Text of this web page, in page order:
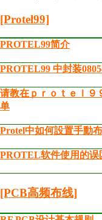
[Protel99]
PROTEL99简介
PROTEL99 中封装
请教在ｐｒｏｔｅｌ９
单
Protel中如何設置手動
PROTEL软件使用的误
[PCB高频布线]